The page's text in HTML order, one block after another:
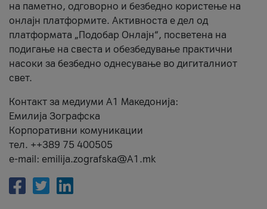
на паметно, одговорно и безбедно користење на
онлајн платформите. Активноста е дел од
платформата „Подобар Онлајн“, посветена на
подигање на свеста и обезбедување практични
насоки за безбедно однесување во дигиталниот
свет.
Контакт за медиуми А1 Македонија:
Емилија Зографска
Корпоративни комуникации
тел. ++389 75 400505
e-mail: emilija.zografska@A1.mk